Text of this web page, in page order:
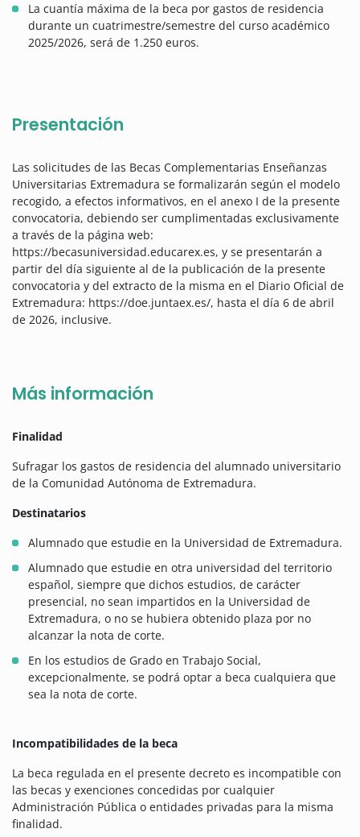
La cuantía máxima de la beca por gastos de residencia
durante un cuatrimestre/semestre del curso académico
2025/2026, será de 1.250 euros.
Presentación
Las solicitudes de las Becas Complementarias Enseñanzas
Universitarias Extremadura se formalizarán según el modelo
recogido, a efectos informativos, en el anexo I de la presente
convocatoria, debiendo ser cumplimentadas exclusivamente
a través de la página web:
https://becasuniversidad.educarex.es, y se presentarán a
partir del día siguiente al de la publicación de la presente
convocatoria y del extracto de la misma en el Diario Oficial de
Extremadura: https://doe.juntaex.es/, hasta el día 6 de abril
de 2026, inclusive.
Más información
Finalidad
Sufragar los gastos de residencia del alumnado universitario
de la Comunidad Autónoma de Extremadura.
Destinatarios
Alumnado que estudie en la Universidad de Extremadura.
Alumnado que estudie en otra universidad del territorio
español, siempre que dichos estudios, de carácter
presencial, no sean impartidos en la Universidad de
Extremadura, o no se hubiera obtenido plaza por no
alcanzar la nota de corte.
En los estudios de Grado en Trabajo Social,
excepcionalmente, se podrá optar a beca cualquiera que
sea la nota de corte.
Incompatibilidades de la beca
La beca regulada en el presente decreto es incompatible con
las becas y exenciones concedidas por cualquier
Administración Pública o entidades privadas para la misma
finalidad.